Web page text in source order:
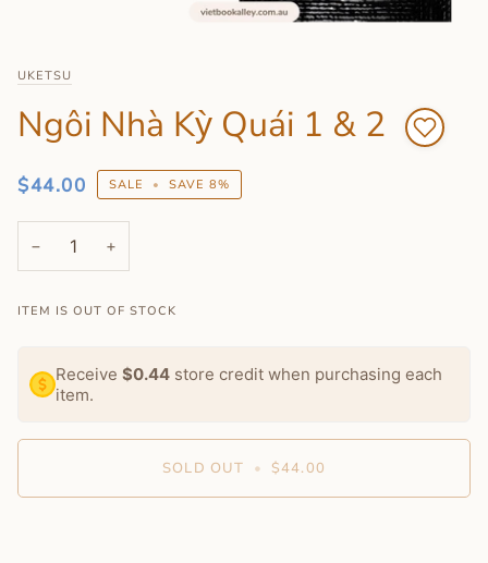
UKETSU
Ngôi Nhà Kỳ Quái 1 & 2
$44.00 SALE • SAVE8%
− +
ITEM IS OUT OF STOCK
Receive $0.44 store credit when purchasing each
item.
SOLD OUT • $44.00